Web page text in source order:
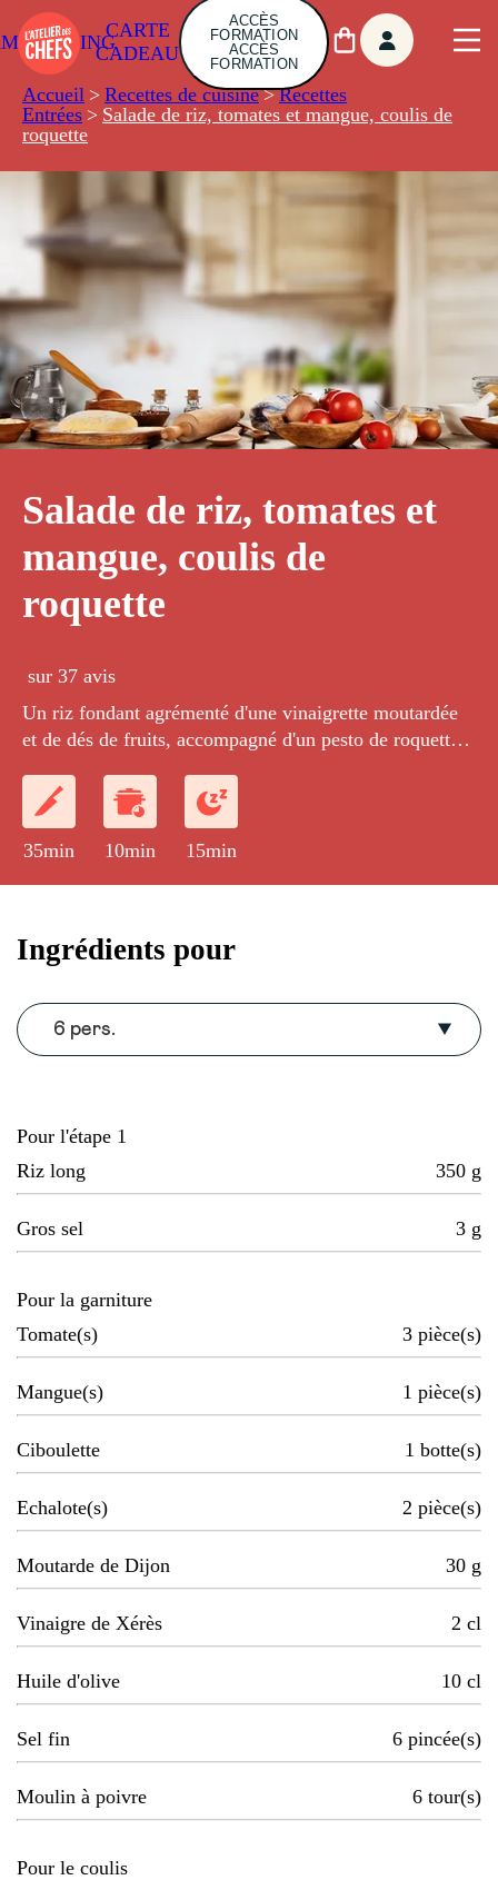
CARTE
CADEAU
ACCÈS
FORMATION
ACCÈS
FORMATION
Accueil > Recettes de cuisine > Recettes
Entrées > Salade de riz, tomates et mangue, coulis de
roquette
Salade de riz, tomates et
mangue, coulis de
roquette
sur 37 avis
Un riz fondant agrémenté d'une vinaigrette moutardée
et de dés de fruits, accompagné d'un pesto de roquette
35min 10min 15min
Ingrédients pour
6 pers.
Pour l'étape 1
Riz long
350 g
Gros sel 3 g
Pour la garniture
Tomate(s)
3 pièce(s)
Mangue(s) 1 pièce(s)
Ciboulette 1 botte(s)
Echalote(s) 2 pièce(s)
Moutarde de Dijon 30 g
Vinaigre de Xérès 2 cl
Huile d'olive 10 cl
Sel fin 6 pincée(s)
Moulin à poivre 6 tour(s)
Pour le coulis